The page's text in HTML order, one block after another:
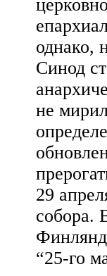
однако,
Синод
не
29
собора.
“25-го